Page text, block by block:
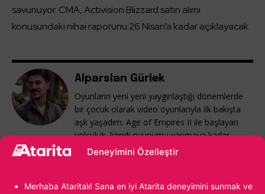
Deneyimini Özelleştir
Merhaba Ataritalı! Sana en iyi Atarita deneyimini sunmak ve
savunuyor. CMA, Activision Blizzard satın alımı
konusundaki nihai raporunu 26 Nisan’a kadar açıklayacak.
Alparslan Gürlek
Oyunların yeni yeni yaygınlaştığı dönemlerde
bir çocuk olarak video oyunlarıyla ilk bakışta
aşk yaşadım. Age of Empires II ile başlayan
yolculuk, kendi oyunumu yapmaya kadar
ilerledi. Hala oyun sektöründeyim ve hala o ilk